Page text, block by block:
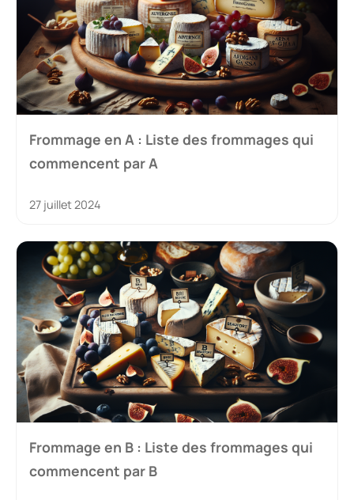
Frommage en A : Liste des frommages qui
commencent par A
27 juillet 2024
Frommage en B : Liste des frommages qui
commencent par B